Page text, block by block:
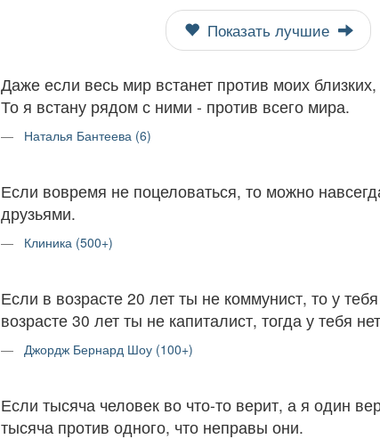
Показать лучшие
Даже если весь мир встанет против моих близких,
То я встану рядом с ними - против всего мира.
Наталья Бантеева (6)
Если вовремя не поцеловаться, то можно
друзьями.
Клиника (500+)
Если в возрасте 20 лет ты не коммунист, то у
возрасте 30 лет ты не капиталист, тогда у тебя
Джордж Бернард Шоу (100+)
Если тысяча человек во что-то верит, а я один
тысяча против одного, что неправы они.